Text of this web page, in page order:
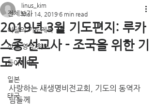
전체보기
이달의 기도제목
선교 영상/화보
동아시아
일본
태국
2019년 3월 기도편지: 루카
스종 선교사 - 조국을 위한 기
도 제목
linus_kim
Mar 14, 2019 6 min read
사랑하는 새생명비전교회, 기도의 동역자
님들께